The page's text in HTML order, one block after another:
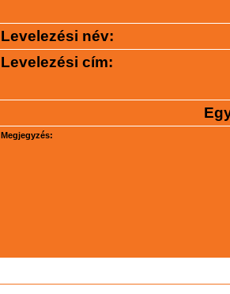
Levelezési név:
Levelezési cím:
Megjegyzés: